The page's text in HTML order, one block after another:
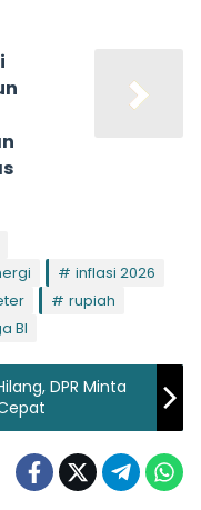
inflasi 2026
rupiah
BI
DPR Minta